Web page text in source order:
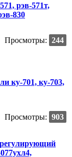
рэв-571т,
830
Просмотры: 244
ку-701, ку-703,
Просмотры: 903